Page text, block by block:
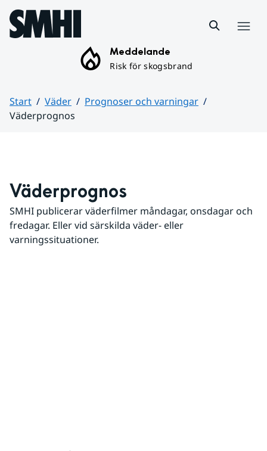
Hoppa till sidans innehåll
Meddelande
Risk för skogsbrand
Start Väder
Prognoser och varningar
Väderprognos
Väderprognos
SMHI publicerar väderfilmer måndagar, onsdagar och
fredagar. Eller vid särskilda väder- eller
varningssituationer.